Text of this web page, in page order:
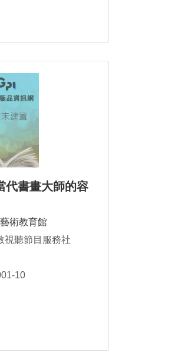
代書畫大師的容
術教育館
視聽節目服務社
10